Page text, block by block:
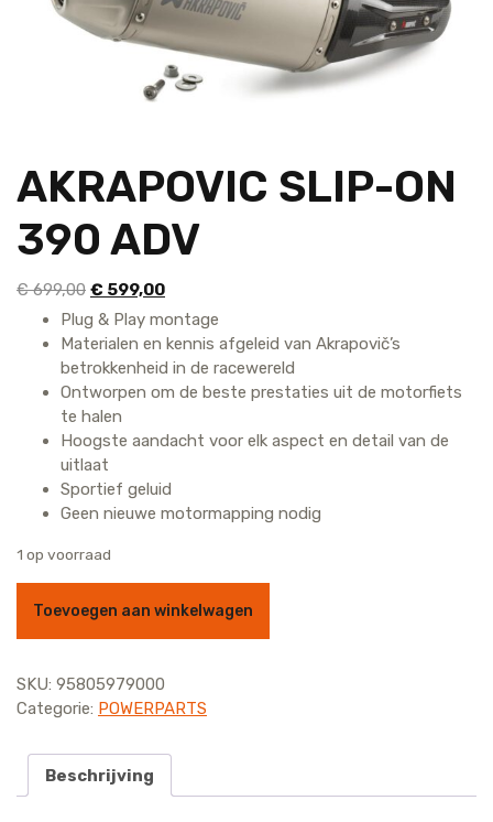
AKRAPOVIC SLIP-ON
390 ADV
€699,00 Oorspronkelijke
prijs
was:
€ 699,00.
€ 599,00Huidige
prijs
is:
€ 599,00.
Plug & Play montage
Materialen en kennis afgeleid van Akrapovič’s
betrokkenheid in de racewereld
Ontworpen om de beste prestaties uit de motorfiets
te halen
Hoogste aandacht voor elk aspect en detail van de
uitlaat
Sportief geluid
Geen nieuwe motormapping nodig
1 op voorraad
Toevoegen aan winkelwagen
SKU: 95805979000
Categorie: POWERPARTS
Beschrijving